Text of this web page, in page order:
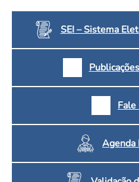
Consulta de Farmacêuticos e
Calendário Eleitoral
Candidatos
Dúvidas Frequentes
Eleições Anteriores
SEI – Sistema
Fale
Agenda